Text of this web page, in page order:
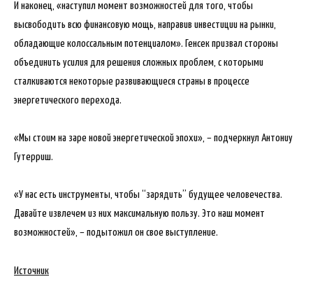
И наконец, «наступил момент возможностей для того, чтобы
высвободить всю финансовую мощь, направив инвестиции на рынки,
обладающие колоссальным потенциалом». Генсек призвал стороны
объединить усилия для решения сложных проблем, с которыми
сталкиваются некоторые развивающиеся страны в процессе
энергетического перехода.
«Мы стоим на заре новой энергетической эпохи», – подчеркнул Антониу
Гутерриш.
«У нас есть инструменты, чтобы “зарядить” будущее человечества.
Давайте извлечем из них максимальную пользу. Это наш момент
возможностей», – подытожил он свое выступление.
Источник